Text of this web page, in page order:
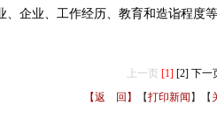
企业、工作经历、教育和造诣程度
上一页 [1] [2] 下一
【返 回】
【打印新闻 】【